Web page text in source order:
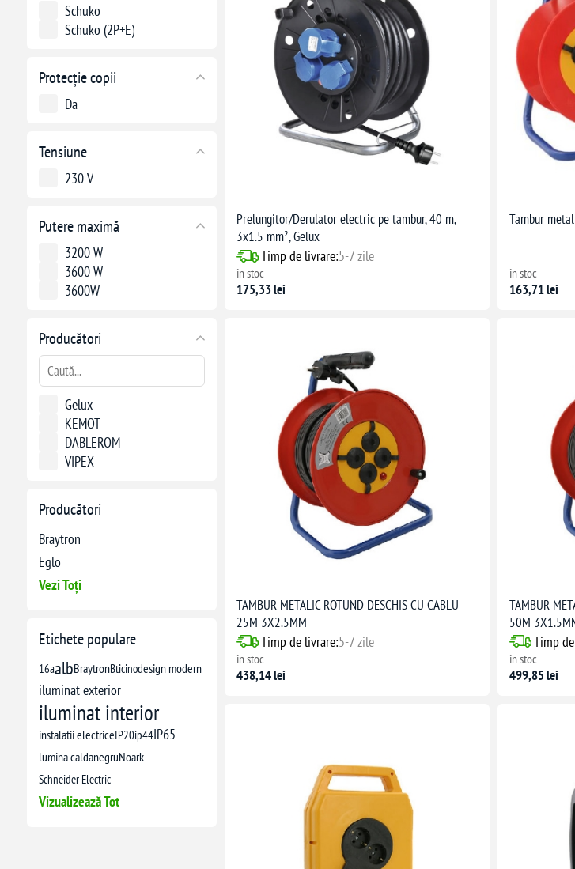
Schuko
Schuko (2P+E)
Protecție copii
Da
Tensiune
230 V
Putere maximă
3200 W
3600 W
3600W
Producători
Gelux
KEMOT
DABLEROM
VIPEX
Producători
Braytron
Eglo
Vezi Toți
Etichete populare
16aalbBraytronBticinodesign modern
iluminat exterior
iluminat interior
instalatii electriceIP20ip44IP65
lumina caldanegruNoark
Schneider Electric
Vizualizează Tot
Prelungitor/Derulator electric pe tambur, 40 m,
3x1.5 mm², Gelux
Timp de livrare:5-7 zile
în stoc
175,33 lei
Tambur
în stoc
163,71 lei
TAMBUR METALIC ROTUND DESCHIS CU CABLU
25M 3X2.5MM
Timp de livrare:5-7 zile
în stoc
438,14 lei
TAMBUR
50M
Timp
în stoc
499,85 lei